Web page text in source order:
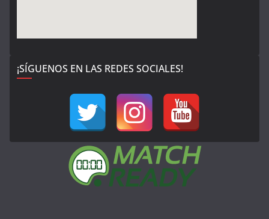
¡SÍGUENOS EN LAS REDES SOCIALES!